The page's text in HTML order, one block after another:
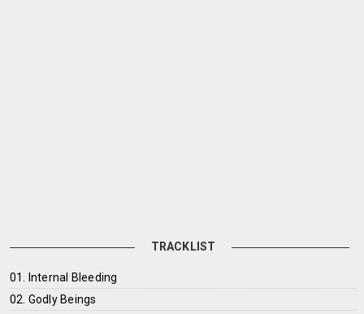
TRACKLIST
01. Internal Bleeding
02. Godly Beings